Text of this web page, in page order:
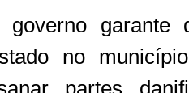
garante
no
partes